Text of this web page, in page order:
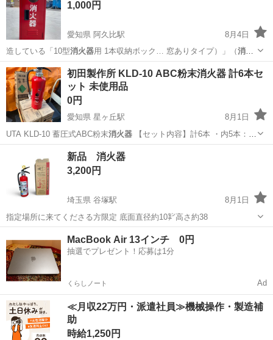
1,000円
愛知県 阿久比駅
8月4日
造している「10型消火器用 1本収納ボック… 窓ありタイプ）」（消火
器格納箱）です♪(๑… 般的な「粉末10型消火器」を1本収納するこ…
愛知 知多郡 阿久比駅 その他
初田製作所 KLD-10 ABC粉末消火器 計6本セ
ット 未使用品
0円
愛知県 星ヶ丘駅
8月1日
UTA KLD-10 蓄圧式ABC粉末消火器【セット内容】計6本 ・内5本：新
品…
名古屋市 星ヶ丘駅
新品 消火器
3,200円
埼玉県 谷塚駅
8月1日
指定場所に来てくださる方限定 底面直径約10㌢高さ約38
MacBook Air 13インチ 0円
抽選でプレゼント！応募は1分
くらしノート Ad
≪月収22万円・派遣社員≫機械操作・製造補
助
時給1,250円